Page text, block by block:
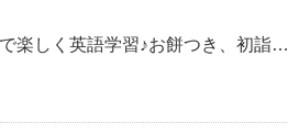
楽しく英語学習♪お餅つき、初詣…